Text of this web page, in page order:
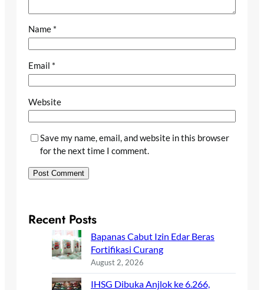
Name *
Email *
Website
Save my name, email, and website in this browser
for the next time I comment.
Recent Posts
Bapanas Cabut Izin Edar Beras
Fortifikasi Curang
August 2, 2026
IHSG Dibuka Anjlok ke 6.266,